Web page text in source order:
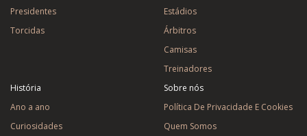
Presidentes
Torcidas
Estádios
Árbitros
Camisas
Treinadores
História
Ano a ano
Curiosidades
Sobre nós
Política De Privacidade E Cookies
Quem Somos